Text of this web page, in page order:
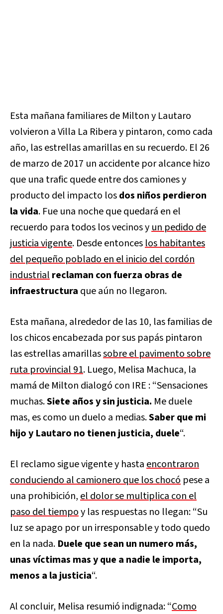
Esta mañana familiares de Milton y Lautaro
volvieron a Villa La Ribera y pintaron, como cada
año, las estrellas amarillas en su recuerdo. El 26
de marzo de 2017 un accidente por alcance hizo
que una trafic quede entre dos camiones y
producto del impacto losdos niños perdieron
la vida. Fue una noche que quedará en el
recuerdo para todos los vecinos yun pedido de
justicia vigente. Desde entonceslos habitantes
del pequeño poblado en el inicio del cordón
industrialreclaman con fuerza obras de
infraestructura que aún no llegaron.
Esta mañana, alrededor de las 10, las familias de
los chicos encabezada por sus papás pintaron
las estrellas amarillassobre el pavimento sobre
ruta provincial 91. Luego, Melisa Machuca, la
mamá de Milton dialogó con IRE : “Sensaciones
muchas.Siete años y sin justicia. Me duele
mas, es como un duelo a medias.Saber que mi
hijo y Lautaro no tienen justicia, duele“.
El reclamo sigue vigente y hastaencontraron
conduciendo al camionero que los chocó pese a
una prohibición,el dolor se multiplica con el
paso del tiempoy las respuestas no llegan: “Su
luz se apago por un irresponsable y todo quedo
en la nada. Duele que sean un numero más,
unas víctimas mas y que a nadie le importa,
menos a la justicia“.
Al concluir, Melisa resumió indignada: “Como